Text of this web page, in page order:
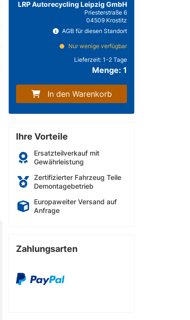
LRP Autorecycling Leipzig GmbH
Priesterstraße 6
04509 Krostitz
AGB für diesen Standort
Nur wenige verfügbar
Lieferzeit: 1-2 Tage
Menge: 1
In den Warenkorb
Ihre Vorteile
Ersatzteilverkauf mit
Gewährleistung
Zertifizierter Fahrzeug Teile
Demontagebetrieb
Europaweiter Versand auf
Anfrage
Zahlungsarten